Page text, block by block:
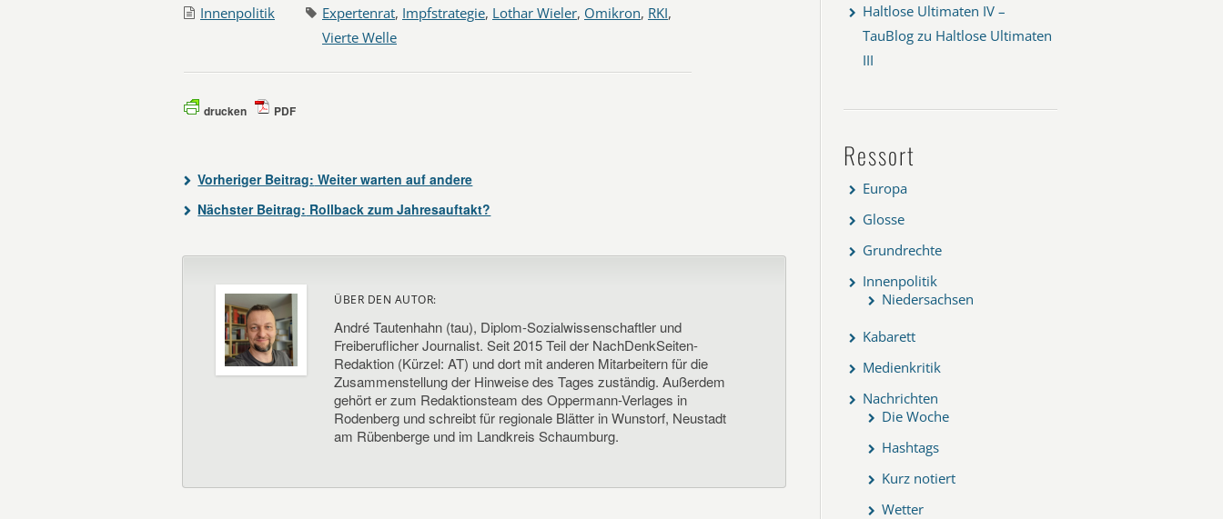
Innenpolitik Expertenrat, Impfstrategie, Lothar Wieler, Omikron, RKI,
Vierte Welle
drucken PDF
Vorheriger Beitrag: Weiter warten auf andere
Nächster Beitrag: Rollback zum Jahresauftakt?
ÜBER DEN AUTOR:
André Tautenhahn (tau), Diplom-Sozialwissenschaftler und
Freiberuflicher Journalist. Seit 2015 Teil der NachDenkSeiten-
Redaktion (Kürzel: AT) und dort mit anderen Mitarbeitern für die
Zusammenstellung der Hinweise des Tages zuständig. Außerdem
gehört er zum Redaktionsteam des Oppermann-Verlages in
Rodenberg und schreibt für regionale Blätter in Wunstorf, Neustadt
am Rübenberge und im Landkreis Schaumburg.
Haltlose Ultimaten IV –
TauBlog zu Haltlose Ultimaten
III
Ressort
Europa
Glosse
Grundrechte
Innenpolitik
Niedersachsen
Kabarett
Medienkritik
Nachrichten
Die Woche
Hashtags
Kurz notiert
Wetter